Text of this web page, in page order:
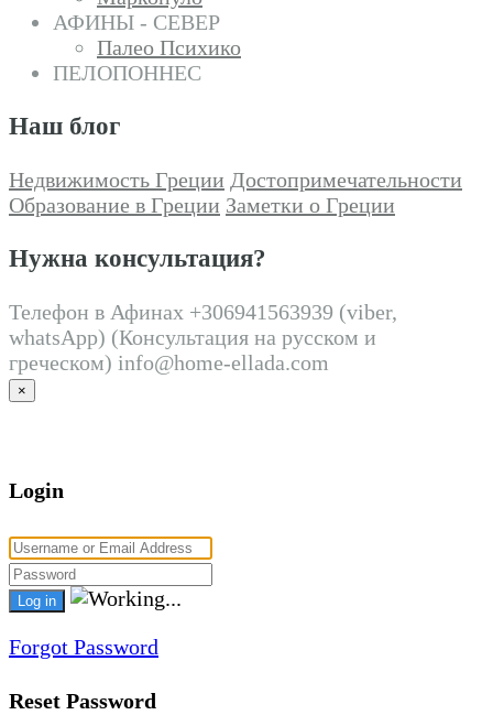
АФИНЫ - СЕВЕР
Палео Психико
ПЕЛОПОННЕС
Наш блог
Недвижимость Греции Достопримечательности
Образование в Греции Заметки о Греции
Нужна консультация?
Телефон в Афинах +306941563939 (viber,
whatsApp) (Консультация на русском и
греческом) info@home-ellada.com
×
Login
Forgot Password
Reset Password